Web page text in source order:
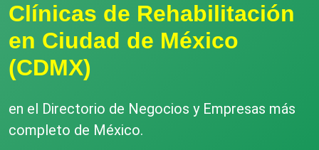
Clínicas de Rehabilitación
en Ciudad de México
(CDMX)
en el Directorio de Negocios y Empresas más
completo de México.